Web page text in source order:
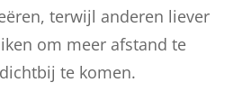
terwijl anderen liever
om meer afstand te
te komen.